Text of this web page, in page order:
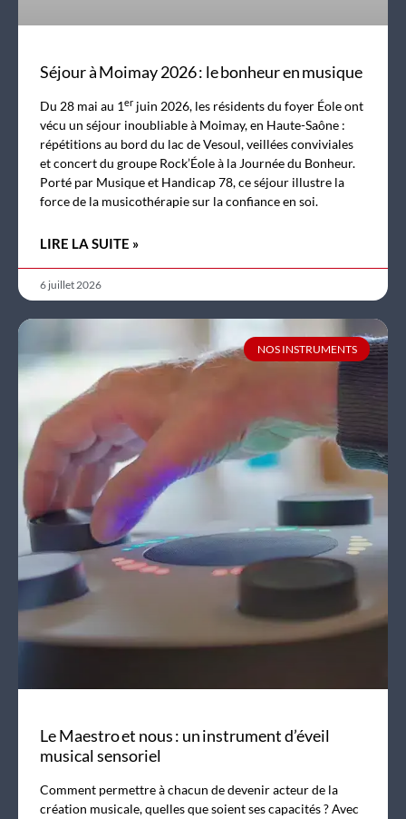
Séjour à Moimay 2026 : le bonheur en musique
Du 28 mai au 1er juin 2026, les résidents du foyer Éole ont
vécu un séjour inoubliable à Moimay, en Haute-Saône :
répétitions au bord du lac de Vesoul, veillées conviviales
et concert du groupe Rock’Éole à la Journée du Bonheur.
Porté par Musique et Handicap 78, ce séjour illustre la
force de la musicothérapie sur la confiance en soi.
LIRE LA SUITE »
6 juillet 2026
NOS INSTRUMENTS
Le Maestro et nous : un instrument d’éveil
musical sensoriel
Comment permettre à chacun de devenir acteur de la
création musicale, quelles que soient ses capacités ? Avec